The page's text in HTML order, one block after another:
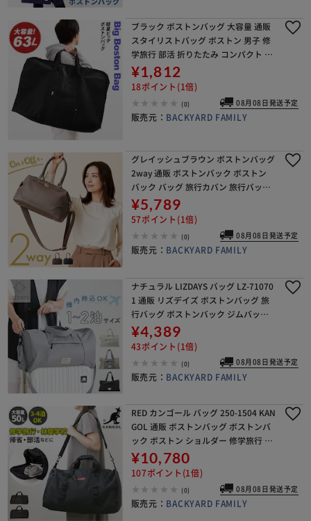
ブラック ボストンバッグ 大容量 通販
スタイリストバッグ ボストン 男子 修
学旅行 部活 折りたたみ コンパクト 折
り畳み 軽い 軽量 旅行 レジャー 大きい
大きめ 防災 非常袋 布団 衣類 キャ
¥1,812
18ポイント(1倍)
(0) 08月08日発送予定
販売元： BACKYARD FAMILY
グレイッシュブラウン ボストンバッグ
2way 通販 ボストンバック ボストン
バック バッグ 旅行カバン 旅行バッグ
旅行バック トラベルバッグ トラベル
バック トートバッグ トートバック RE
¥5,789
57ポイント(1倍)
(0) 08月08日発送予定
販売元： BACKYARD FAMILY
ナチュラル LIZDAYS バッグ LZ-71070
1 通販 リズデイズ ボストンバッグ 旅
行バッグ ボストンバック ジムバッグ
マザーズバッグ 旅行 修学旅行 斜めが
け 肩掛け レディース 大容量
¥4,389
43ポイント(1倍)
(0) 08月08日発送予定
販売元： BACKYARD FAMILY
RED カンゴール バッグ 250-1504 KAN
GOL 通販 ボストンバッグ ボストンバ
ック ボストン ショルダー 修学旅行 小
学生 高校生 中学生 男子 女子 レディー
ス メンズ 旅行 50L
¥10,780
107ポイント(1倍)
(0) 08月08日発送予定
販売元： BACKYARD FAMILY